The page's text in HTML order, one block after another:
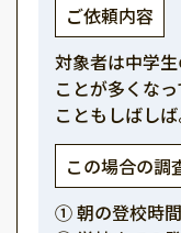
ご依頼内容
対象者は中学
ことが多くな
こともしばしば
この場合の調
① 朝の登校時間